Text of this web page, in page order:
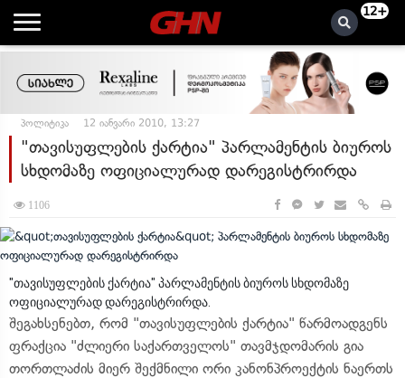
12+
პოლიტიკა 12 იანვარი 2010, 13:27
"თავისუფლების ქარტია" პარლამენტის ბიუროს
სხდომაზე ოფიციალურად დარეგისტრირდა
1106
"თავისუფლების ქარტია" პარლამენტის ბიუროს სხდომაზე
ოფიციალურად დარეგისტრირდა.
შეგახსენებთ, რომ "თავისუფლების ქარტია" წარმოადგენს
ფრაქცია "ძლიერი საქართველოს" თავმჯდომარის გია
თორთლაძის მიერ შექმნილი ორი კანონპროექტის ნაერთს